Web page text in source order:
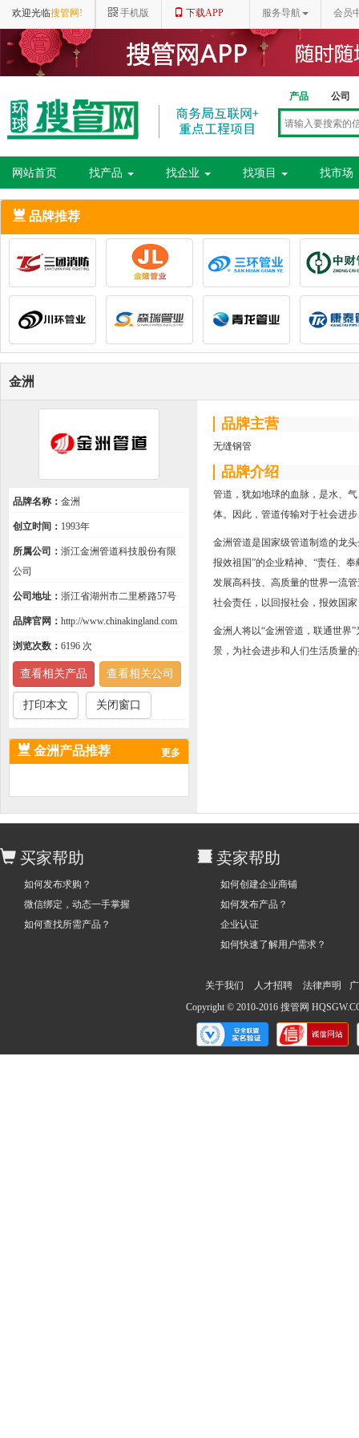
欢迎光临搜管网! 手机版 下载APP 服务导航 会员
产品 公司
网站首页 找产品 找企业 找项目 找市场
品牌推荐
金洲
品牌名称： 金洲
创立时间： 1993年
所属公司： 浙江金洲管道科技股份有限
公司
公司地址： 浙江省湖州市二里桥路57号
品牌官网： http://www.chinakingland.com
浏览次数： 6196 次
查看相关产品 查看相关公司
打印本文 关闭窗口
金洲产品推荐 更多
品牌主营
无缝钢管
品牌介绍
管道，犹如地球的血脉，是水、
体。因此，管道传输对于社会进
金洲管道是国家级管道制造的龙
报效祖国”的企业精神、“责任、
发展高科技、高质量的世界一流
社会责任，以回报社会，报效国
金洲人将以“金洲管道，联通世界
景，为社会进步和人们生活质量
买家帮助
如何发布求购？
微信绑定，动态一手掌握
如何查找所需产品？
卖家帮助
如何创建企业商铺
如何发布产品？
企业认证
如何快速了解用户需求？
关于我们 人才招聘 法律声明
Copyright © 2010-2016 搜管网